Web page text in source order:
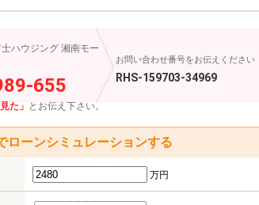
ハウジング 湘南モー
655
た」 とお伝え下さい。
お問い合わせ番号をお伝えください
RHS-159703-34969
ローンシミュレーションする
万円